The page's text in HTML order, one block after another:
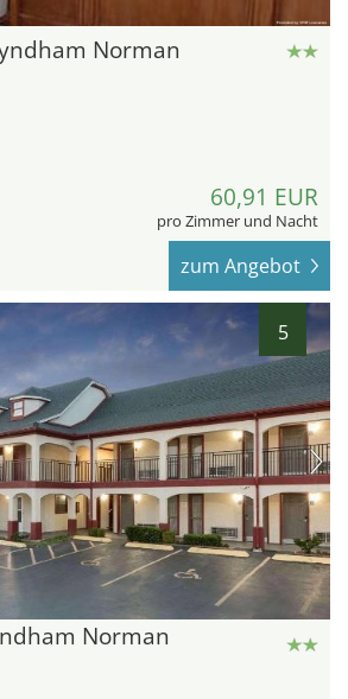
Norman
60,91 EUR
pro Zimmer und Nacht
zum Angebot
5
Norman